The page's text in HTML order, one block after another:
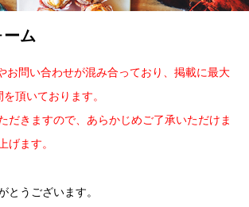
ム
お問い合わせが混み合っており、掲載に最大
頂いております。
だきますので、あらかじめご了承いただけま
げます。
とうございます。